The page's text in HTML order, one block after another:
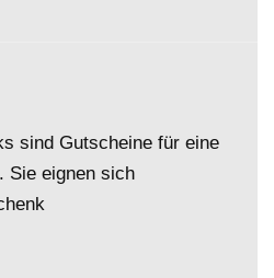
sind Gutscheine für eine
Sie eignen sich